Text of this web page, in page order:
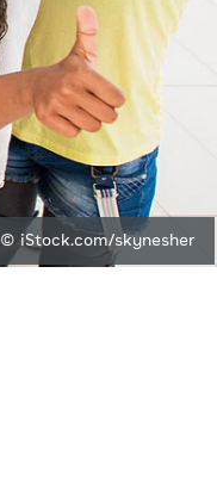
© iStock.com/skynesher